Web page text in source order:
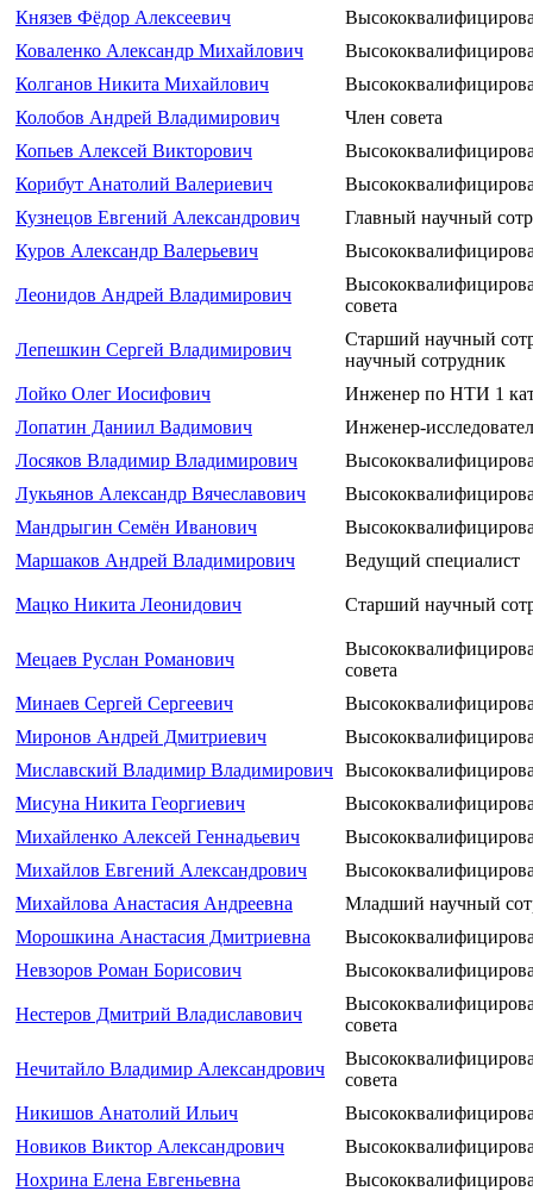
Князев Фёдор Алексеевич
Коваленко Александр Михайлович
Колганов Никита Михайлович
Колобов Андрей Владимирович
Член совета
Копьев Алексей Викторович
Корибут Анатолий Валериевич
Кузнецов Евгений Александрович
Главный научный
Куров Александр Валерьевич
Леонидов Андрей Владимирович
совета
Лепешкин Сергей Владимирович
Старший научный
научный сотрудник
Лойко Олег Иосифович
Инженер по НТИ 1
Лопатин Даниил Вадимович
Инженер-
Лосяков Владимир Владимирович
Лукьянов Александр Вячеславович
Мандрыгин Семён Иванович
Маршаков Андрей Владимирович
Ведущий специалист
Мацко Никита Леонидович Старший научный
Мецаев Руслан Романович
совета
Минаев Сергей Сергеевич
Миронов Андрей Дмитриевич
Миславский Владимир Владимирович
Мисуна Никита Георгиевич
Михайленко Алексей Геннадьевич
Михайлов Евгений Александрович
Михайлова Анастасия Андреевна
Младший научный
Морошкина Анастасия Дмитриевна
Невзоров Роман Борисович
Нестеров Дмитрий Владиславович
совета
Нечитайло Владимир Александрович
совета
Никишов Анатолий Ильич
Новиков Виктор Александрович
Нохрина Елена Евгеньевна